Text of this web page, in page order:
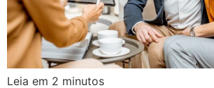
Leia em 2 minutos